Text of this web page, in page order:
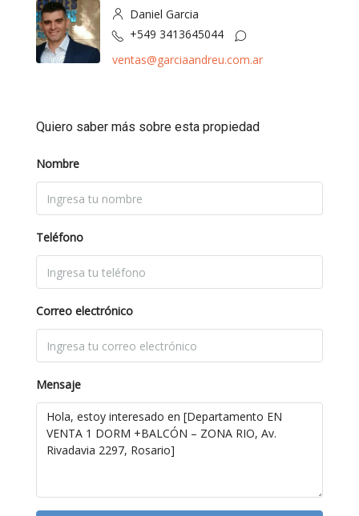
Daniel Garcia
+549 3413645044
ventas@garciaandreu.com.ar
Quiero saber más sobre esta propiedad
Nombre
Teléfono
Correo electrónico
Mensaje